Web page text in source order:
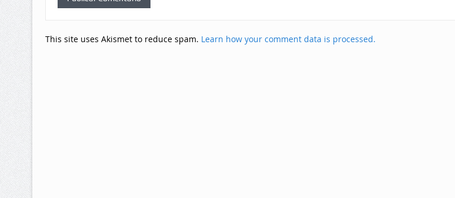
This site uses Akismet to reduce spam. Learn how your comment data is processed.